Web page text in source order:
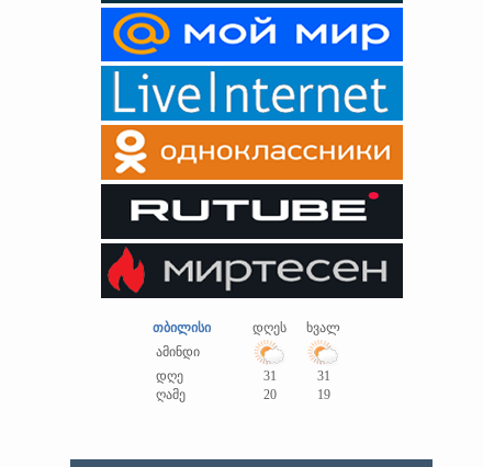
თბილისი დღეს
ხვალ
ამინდი
დღე
31
31
ღამე
20 19